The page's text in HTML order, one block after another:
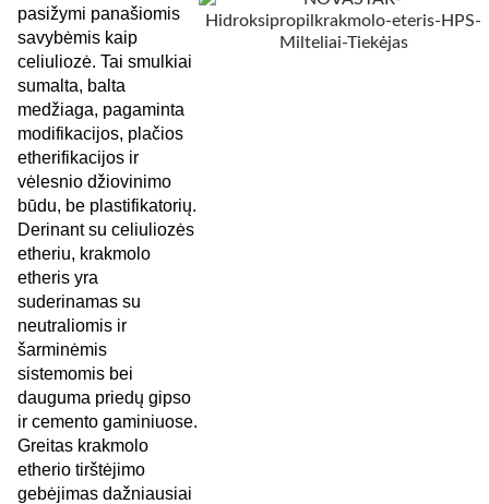
pasižymi panašiomis
savybėmis kaip
celiuliozė. Tai smulkiai
sumalta, balta
medžiaga, pagaminta
modifikacijos, plačios
etherifikacijos ir
vėlesnio džiovinimo
būdu, be plastifikatorių.
Derinant su celiuliozės
etheriu, krakmolo
etheris yra
suderinamas su
neutraliomis ir
šarminėmis
sistemomis bei
dauguma priedų gipso
ir cemento gaminiuose.
Greitas krakmolo
etherio tirštėjimo
gebėjimas dažniausiai